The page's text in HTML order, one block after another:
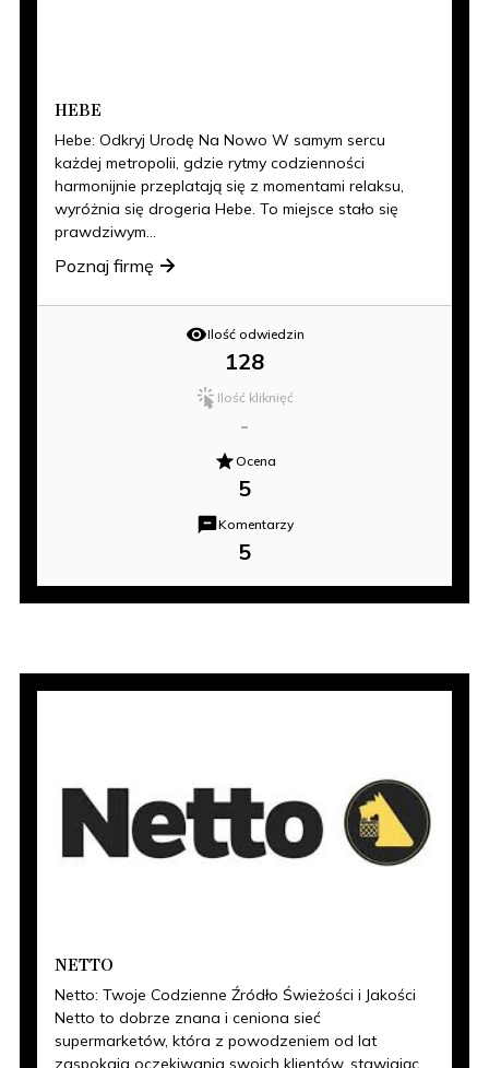
HEBE
Hebe: Odkryj Urodę Na Nowo W samym sercu
każdej metropolii, gdzie rytmy codzienności
harmonijnie przeplatają się z momentami relaksu,
wyróżnia się drogeria Hebe. To miejsce stało się
prawdziwym...
Poznaj firmę
Ilość odwiedzin
128
Ilość kliknięć
-
Ocena
5
Komentarzy
5
NETTO
Netto: Twoje Codzienne Źródło Świeżości i Jakości
Netto to dobrze znana i ceniona sieć
supermarketów, która z powodzeniem od lat
zaspokaja oczekiwania swoich klientów, stawiając